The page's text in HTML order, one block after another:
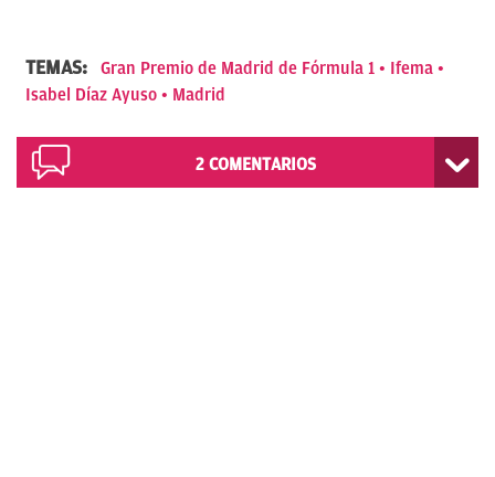
TEMAS: Gran Premio de Madrid de Fórmula 1
Ifema
Isabel Díaz Ayuso
Madrid
2 COMENTARIOS